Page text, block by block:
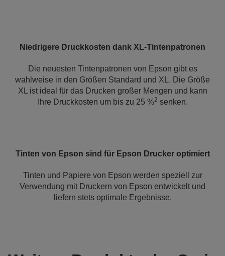
Niedrigere Druckkosten dank XL-Tintenpatronen
Die neuesten Tintenpatronen von Epson gibt es
wahlweise in den Größen Standard und XL. Die Größe
XL ist ideal für das Drucken großer Mengen und kann
Ihre Druckkosten um bis zu 25 %2 senken.
Tinten von Epson sind für Epson Drucker optimiert
Tinten und Papiere von Epson werden speziell zur
Verwendung mit Druckern von Epson entwickelt und
liefern stets optimale Ergebnisse.